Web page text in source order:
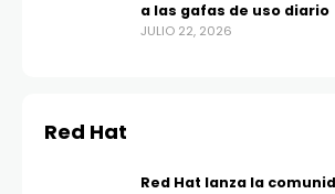
a las gafas de uso diario
JULIO 22, 2026
Red Hat
Red Hat lanza la